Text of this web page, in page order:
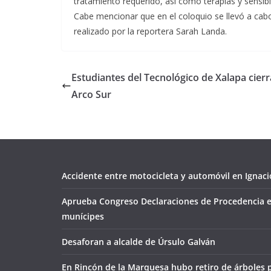
Cabe mencionar que en el coloquio se llevó a
realizado por la reportera Sarah Landa.
Estudiantes del Tecnológico de Xalapa
Arco Sur
Accidente entre motocicleta y automóvil en
Aprueba Congreso Declaraciones de Procedencia
munícipes
Desaforan a alcalde de Úrsulo Galván
En Rincón de la Marquesa hubo retiro de árboles